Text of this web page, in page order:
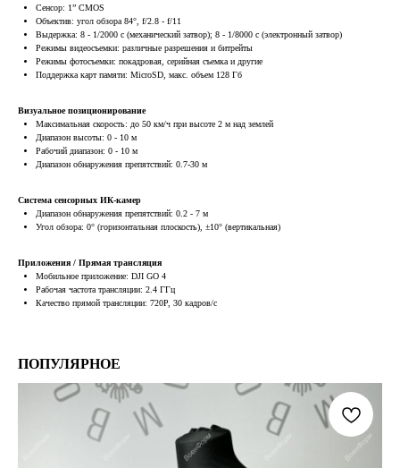
Сенсор: 1” CMOS
Объектив: угол обзора 84°, f/2.8 - f/11
Выдержка: 8 - 1/2000 с (механический затвор); 8 - 1/8000 с (электронный затвор)
Режимы видеосъемки: различные разрешения и битрейты
Режимы фотосъемки: покадровая, серийная съемка и другие
Поддержка карт памяти: MicroSD, макс. объем 128 Гб
Визуальное позиционирование
Максимальная скорость: до 50 км/ч при высоте 2 м над землей
Диапазон высоты: 0 - 10 м
Рабочий диапазон: 0 - 10 м
Диапазон обнаружения препятствий: 0.7-30 м
Система сенсорных ИК-камер
Диапазон обнаружения препятствий: 0.2 - 7 м
Угол обзора: 0° (горизонтальная плоскость), ±10° (вертикальная)
Приложения / Прямая трансляция
Мобильное приложение: DJI GO 4
Рабочая частота трансляции: 2.4 ГГц
Качество прямой трансляции: 720P, 30 кадров/с
ПОПУЛЯРНОЕ